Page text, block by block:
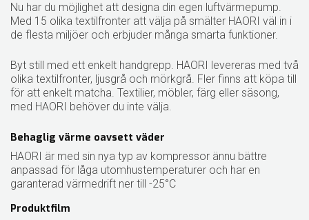
Nu har du möjlighet att designa din egen luftvärmepump.
Med 15 olika textilfronter att välja på smälter HAORI väl in i
de flesta miljöer och erbjuder många smarta funktioner.
Byt still med ett enkelt handgrepp. HAORI levereras med två
olika textilfronter, ljusgrå och mörkgrå. Fler finns att köpa till
för att enkelt matcha. Textilier, möbler, färg eller säsong,
med HAORI behöver du inte välja.
Behaglig värme oavsett väder
HAORI är med sin nya typ av kompressor ännu bättre
anpassad för låga utomhustemperaturer och har en
garanterad värmedrift ner till -25°C
Produktfilm